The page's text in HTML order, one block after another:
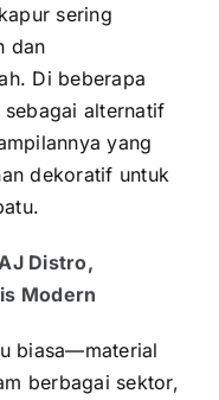
sering
dan
Di beberapa
alternatif
yang
dekoratif untuk
Distro,
Modern
biasa—material
berbagai sektor,